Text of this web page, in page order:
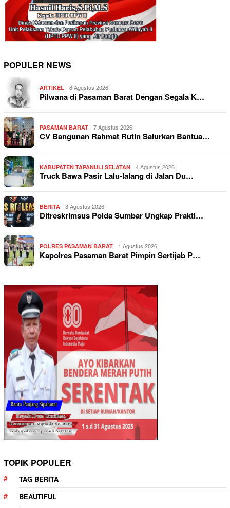
POPULER NEWS
ARTIKEL 8 Agustus 2026
Pilwana di Pasaman Barat Dengan Segala K…
PASAMAN BARAT 7 Agustus 2026
CV Bangunan Rahmat Rutin Salurkan Bantua…
KABUPATEN TAPANULI SELATAN 4 Agustus 2026
Truck Bawa Pasir Lalu-lalang di Jalan Du…
BERITA 3 Agustus 2026
Ditreskrimsus Polda Sumbar Ungkap Prakti…
POLRES PASAMAN BARAT 1 Agustus 2026
Kapolres Pasaman Barat Pimpin Sertijab P…
TOPIK POPULER
TAG BERITA
BEAUTIFUL